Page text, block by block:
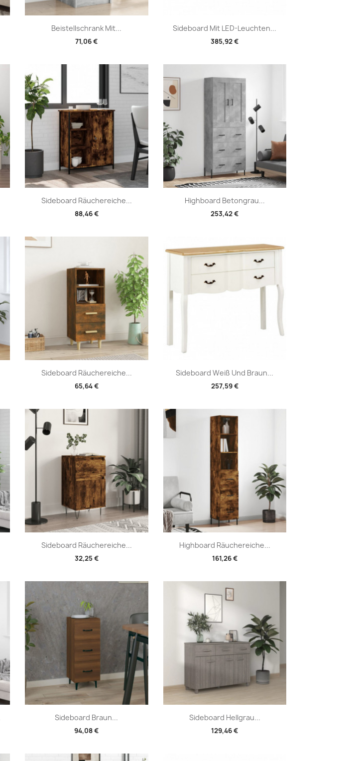
Beistellschrank Mit...
71,06 €
Vorschau Sideboard Mit LED-Leuchten...
385,92 €
Vorschau
Sideboard Räuchereiche...
88,46 €
Vorschau Highboard Betongrau...
253,42 €
Vorschau
Sideboard Räuchereiche...
65,64 €
Vorschau Sideboard Weiß Und Braun...
257,59 €
Vorschau
Sideboard Räuchereiche...
32,25 €
Vorschau Highboard Räuchereiche...
161,26 €
Vorschau
Sideboard Braun...
94,08 €
Vorschau Sideboard Hellgrau...
129,46 €
Vorschau